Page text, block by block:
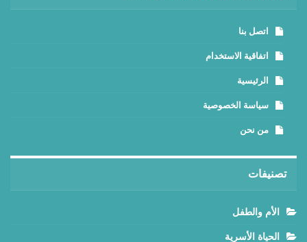
اتصل بنا
اتفاقية الاستخدام
الرئيسية
سياسة الخصوصية
من نحن
تصنيفات
الأم والطفل
الحياة الأسرية